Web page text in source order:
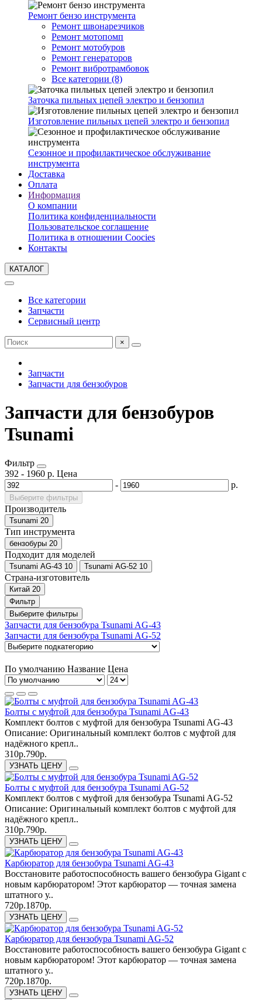
Ремонт бензо инструмента
Ремонт швонарезчиков
Ремонт мотопомп
Ремонт мотобуров
Ремонт генераторов
Ремонт вибротрамбовок
Все категории (8)
Заточка пильных цепей электро и бензопил
Изготовление пильных цепей электро и бензопил
Сезонное и профилактическое обслуживание
инструмента
Доставка
Оплата
Информация
О компании
Политика конфиденциальности
Пользовательское соглашение
Политика в отношении Coocies
Контакты
КАТАЛОГ
Все категории
Запчасти
Сервисный центр
×
Запчасти
Запчасти для бензобуров
Запчасти для бензобуров
Tsunami
Фильтр
392 - 1960 р. Цена
-
р.
Выберите фильтры
Производитель
Tsunami 20
Тип инструмента
бензобуры 20
Подходит для моделей
Tsunami AG-43 10 Tsunami AG-52 10
Страна-изготовитель
Китай 20
Фильтр
Выберите фильтры
Запчасти для бензобура Tsunami AG-43
Запчасти для бензобура Tsunami AG-52
По умолчанию Название Цена
Болты с муфтой для бензобура Tsunami AG-43
Комплект болтов с муфтой для бензобура Tsunami AG-43
Описание: Оригинальный комплект болтов с муфтой для
надёжного крепл..
310р.790р.
УЗНАТЬ ЦЕНУ
Болты с муфтой для бензобура Tsunami AG-52
Комплект болтов с муфтой для бензобура Tsunami AG-52
Описание: Оригинальный комплект болтов с муфтой для
надёжного крепл..
310р.790р.
УЗНАТЬ ЦЕНУ
Карбюратор для бензобура Tsunami AG-43
Восстановите работоспособность вашего бензобура Gigant с
новым карбюратором! Этот карбюратор — точная замена
штатного у..
720р.1870р.
УЗНАТЬ ЦЕНУ
Карбюратор для бензобура Tsunami AG-52
Восстановите работоспособность вашего бензобура Gigant с
новым карбюратором! Этот карбюратор — точная замена
штатного у..
720р.1870р.
УЗНАТЬ ЦЕНУ